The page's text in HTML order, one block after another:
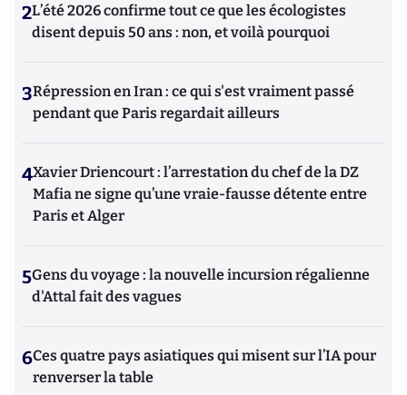
2L’été 2026 confirme tout ce que les écologistes
disent depuis 50 ans : non, et voilà pourquoi
3Répression en Iran : ce qui s'est vraiment passé
pendant que Paris regardait ailleurs
4Xavier Driencourt : l’arrestation du chef de la DZ
Mafia ne signe qu’une vraie-fausse détente entre
Paris et Alger
5Gens du voyage : la nouvelle incursion régalienne
d'Attal fait des vagues
6Ces quatre pays asiatiques qui misent sur l’IA pour
renverser la table